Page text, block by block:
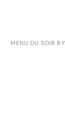
MENU DU SOIR BY